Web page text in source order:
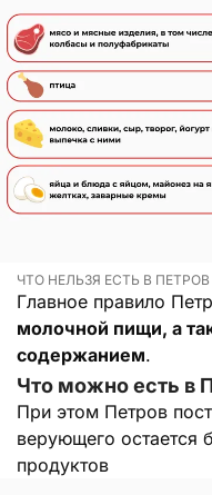
ЧТО НЕЛЬЗЯ ЕСТЬ В
Главное правило
молочной пищи, а
содержанием.
Что можно есть в
При этом Петров
верующего остается
продуктов